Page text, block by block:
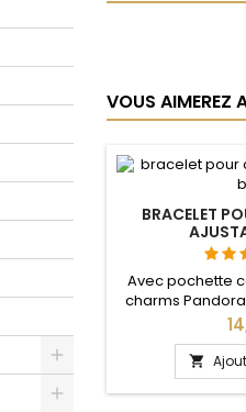
VOUS AIMEREZ
BRACELET
Avec pochette
charms
de notre site
Valentin,
mariage La
d'un coté pour
simple pression
